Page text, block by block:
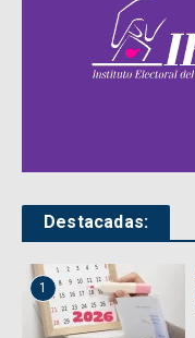
Destacadas:
1